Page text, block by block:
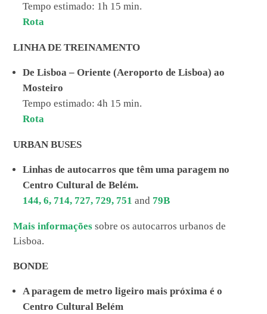
Tempo estimado: 1h 15 min.
Rota
LINHA DE TREINAMENTO
De Lisboa – Oriente (Aeroporto de Lisboa) ao
Mosteiro
Tempo estimado: 4h 15 min.
Rota
URBAN BUSES
Linhas de autocarros que têm uma paragem no
Centro Cultural de Belém.
144,6, 714, 727, 729, 751 and 79B
Mais informaçõessobre os autocarros urbanos de
Lisboa.
BONDE
A paragem de metro ligeiro mais próxima é o
Centro Cultural Belém